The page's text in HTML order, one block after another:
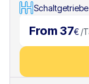
Schaltgetriebe
From 37€ /